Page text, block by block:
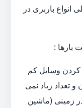
انواع باربری در
کردن وسایل کم
تعداد زیاد نمی
زمینی (ماشین